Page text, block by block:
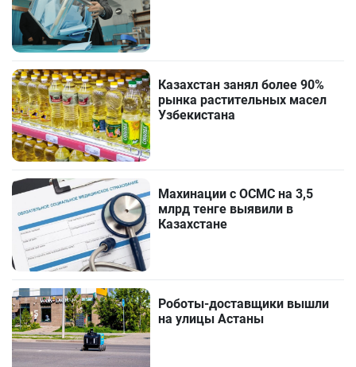
Казахстан занял более 90%
рынка растительных масел
Узбекистана
Махинации с ОСМС на 3,5
млрд тенге выявили в
Казахстане
Роботы-доставщики вышли
на улицы Астаны